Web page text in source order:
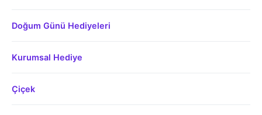
Doğum Günü Hediyeleri
Kurumsal Hediye
Çiçek